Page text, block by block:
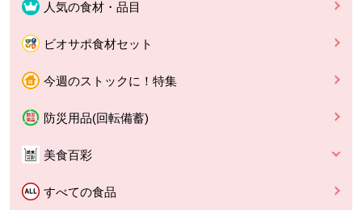
人気の食材・品目
ビオサポ食材セット
今週のストックに！特集
防災用品(回転備蓄)
美食百彩
すべての食品